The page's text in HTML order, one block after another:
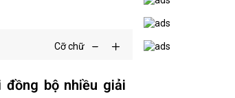
Cỡ chữ
đồng bộ nhiều giải